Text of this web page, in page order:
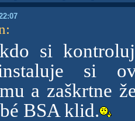
:
si
si
a zaškrtne
BSA klid.